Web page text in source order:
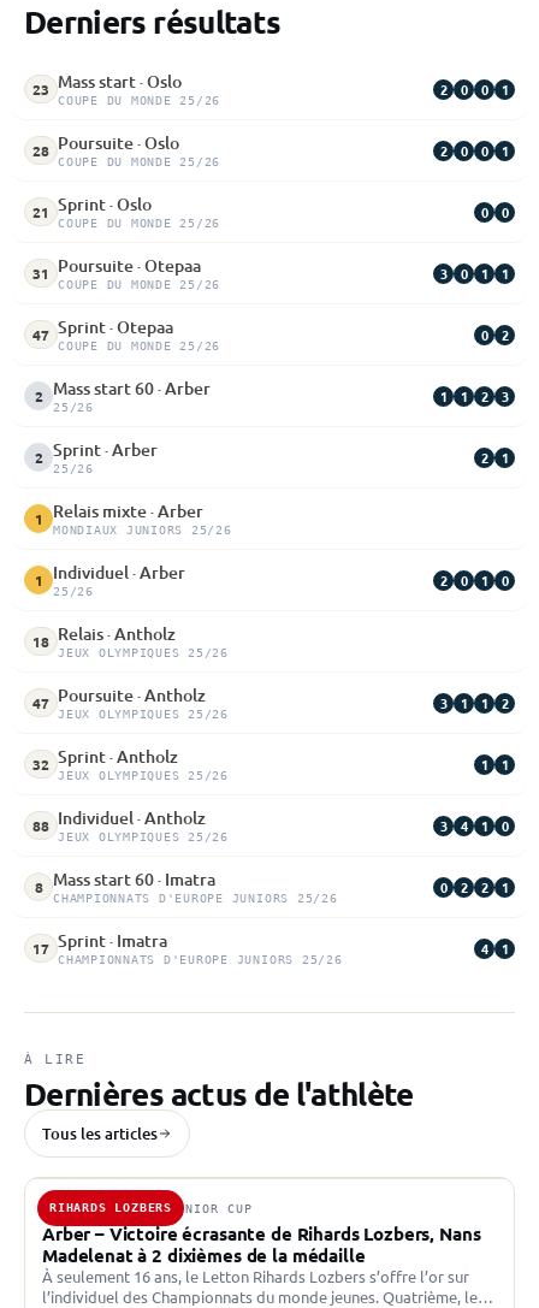
Derniers résultats
23 Mass start · Oslo
COUPE DU MONDE 25/26
2 0 0 1
28 Poursuite · Oslo
COUPE DU MONDE 25/26
2 0 0 1
21 Sprint · Oslo
COUPE DU MONDE 25/26
0 0
31 Poursuite · Otepaa
COUPE DU MONDE 25/26
3 0 1 1
47 Sprint · Otepaa
COUPE DU MONDE 25/26
0 2
2 Mass start 60 · Arber
25/26
1 1 2 3
2 Sprint · Arber
25/26
2 1
1 Relais mixte · Arber
MONDIAUX JUNIORS 25/26
1 Individuel · Arber
25/26
2 0 1 0
18 Relais · Antholz
JEUX OLYMPIQUES 25/26
47 Poursuite · Antholz
JEUX OLYMPIQUES 25/26
3 1 1 2
32 Sprint · Antholz
JEUX OLYMPIQUES 25/26
1 1
88 Individuel · Antholz
JEUX OLYMPIQUES 25/26
3 4 1 0
8 Mass start 60 · Imatra
CHAMPIONNATS D'EUROPE JUNIORS 25/26
0 2 2 1
17 Sprint · Imatra
CHAMPIONNATS D'EUROPE JUNIORS 25/26
4 1
À LIRE
Dernières actus de l'athlète
Tous les articles
RIHARDS LOZBERS
28 FÉV. 2026 · JUNIOR CUP
Arber – Victoire écrasante de Rihards Lozbers, Nans
Madelenat à 2 dixièmes de la médaille
À seulement 16 ans, le Letton Rihards Lozbers s’offre l’or sur
l’individuel des Championnats du monde jeunes. Quatrième, le